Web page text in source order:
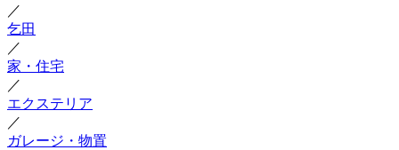
／
乞田
／
家・住宅
／
エクステリア
／
ガレージ・物置